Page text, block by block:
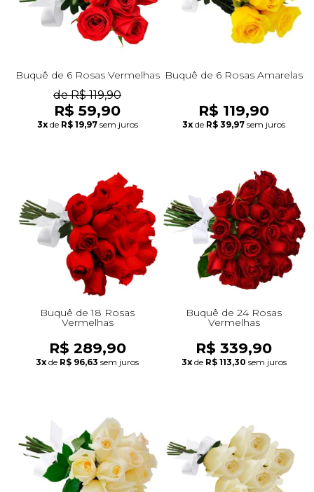
Buquê de 6 Rosas Vermelhas
de R$ 119,90
R$ 59,90
3x de R$ 19,97 sem juros
Buquê de 6 Rosas Amarelas
R$ 119,90
3x de R$ 39,97 sem juros
Buquê de 18 Rosas
Vermelhas
R$ 289,90
3x de R$ 96,63 sem juros
Buquê de 24 Rosas
Vermelhas
R$ 339,90
3x de R$ 113,30 sem juros